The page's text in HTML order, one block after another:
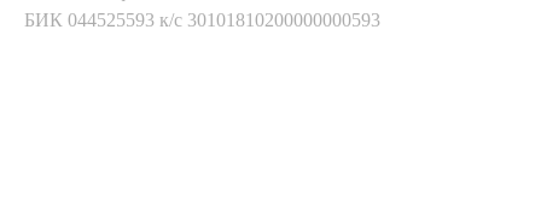
БИК 044525593 к/с 30101810200000000593